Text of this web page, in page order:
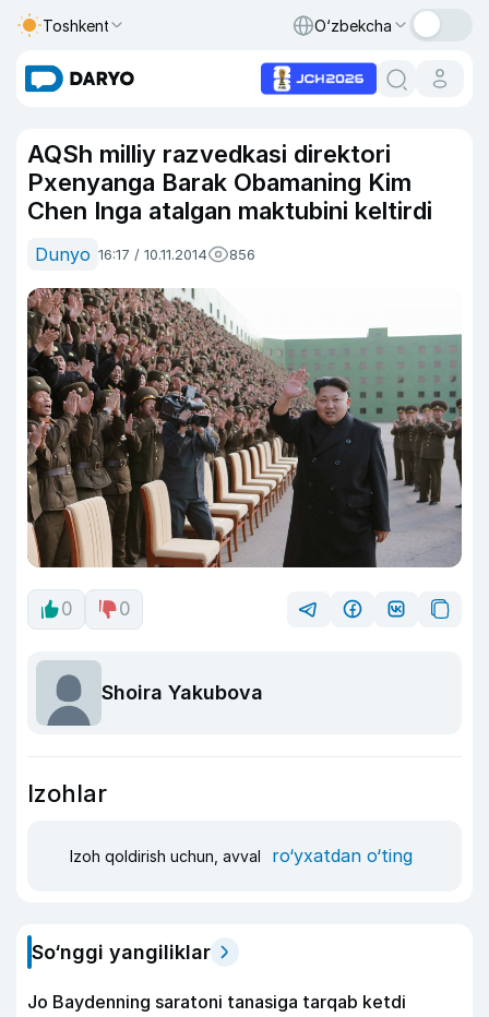
Toshkent O‘zbekcha
AQSh milliy razvedkasi direktori
Pxenyanga Barak Obamaning Kim
Chen Inga atalgan maktubini keltirdi
Dunyo 16:17 / 10.11.2014 856
0 0
Shoira Yakubova
Izohlar
Izoh qoldirish uchun, avval ro‘yxatdan o‘ting
So‘nggi yangiliklar
Jo Baydenning saratoni tanasiga tarqab ketdi